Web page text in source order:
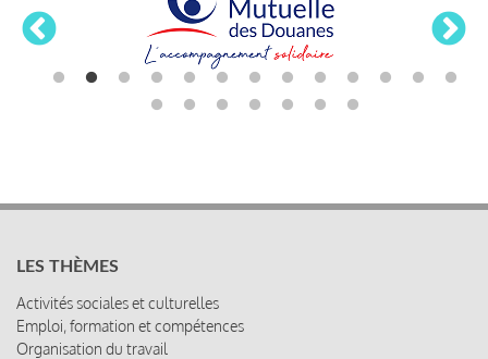
Emploi, formation et compétences
Organisation du travail
Protection sociale